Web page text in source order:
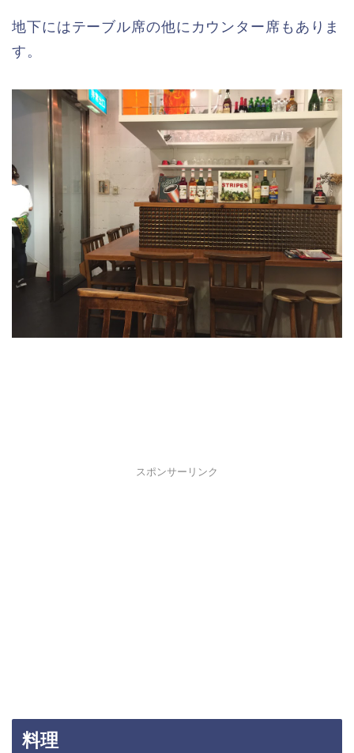
地下にはテーブル席の他にカウンター席もありま
す。
スポンサーリンク
料理